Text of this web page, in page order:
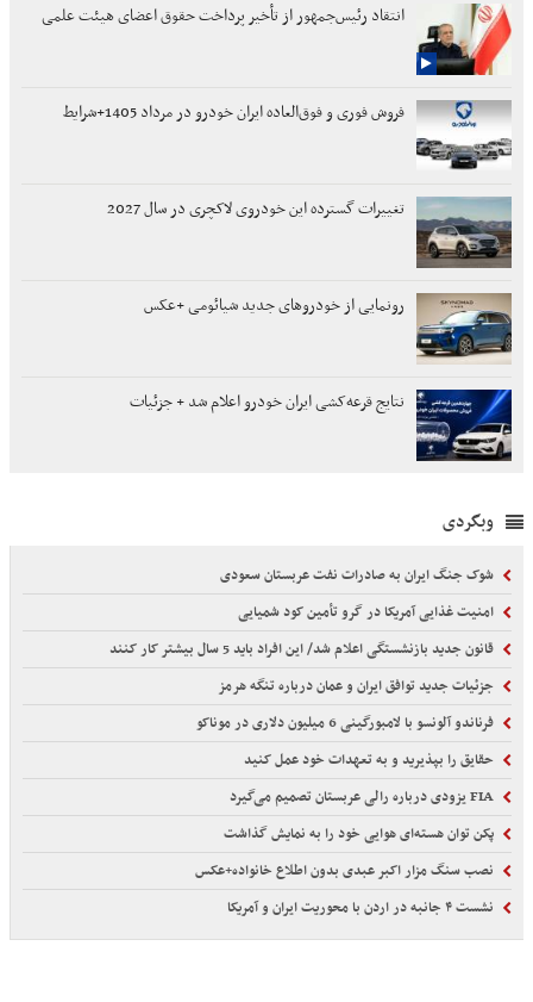
انتقاد رئیس‌جمهور از تأخیر پرداخت حقوق اعضای هیئت علمی
فروش فوری و فوق‌العاده ایران خودرو در مرداد 1405+شرایط
تغییرات گسترده این خودروی لاکچری در سال 2027
رونمایی از خودروهای جدید شیائومی +عکس
نتایج قرعه‌کشی ایران خودرو اعلام شد + جزئیات
وبگردی
شوک جنگ ایران به صادرات نفت عربستان سعودی
امنیت غذایی آمریکا در گرو تأمین کود شمیایی
قانون جدید بازنشستگی اعلام شد/ این افراد باید 5 سال بیشتر کار کنند
جزئیات جدید توافق ایران و عمان درباره تنگه هرمز
فرناندو آلونسو با لامبورگینی 6 میلیون دلاری در موناکو
حقایق را بپذیرید و به تعهدات خود عمل کنید
پکن توان هسته‌ای هوایی خود را به نمایش گذاشت
نصب سنگ مزار اکبر عبدی بدون اطلاع خانواده+عکس
نشست ۴ جانبه در اردن با محوریت ایران و آمریکا